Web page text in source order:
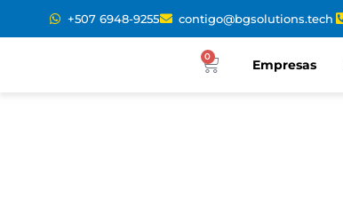
+507 6948-9255 contigo@bgsolutions.tech
0
Empresas